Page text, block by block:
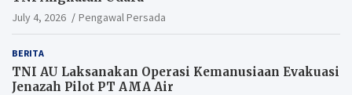
July 4, 2026 Pengawal Persada
BERITA
TNI AU Laksanakan Operasi Kemanusiaan Evakuasi
Jenazah Pilot PT AMA Air